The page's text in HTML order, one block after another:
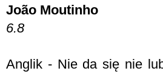
João Moutinho
6.8
Anglik - Nie da się nie